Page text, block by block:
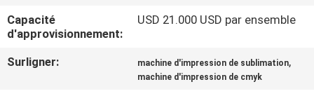
CONTACT
NOUVELLES
Capacité
d'approvisionnement:
USD 21.000 USD par ensemble
Surligner: machine d'impression de sublimation,
machine d'impression de cmyk